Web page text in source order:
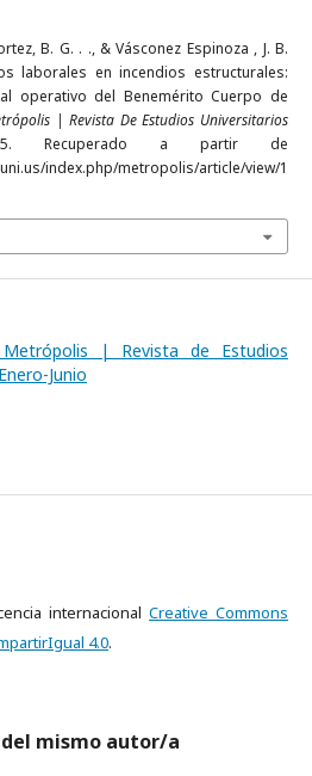
B. G. . ., & Vásconez Espinoza , J. B.
laborales en incendios estructurales:
operativo del Benemérito Cuerpo de
| Revista De Estudios Universitarios
Recuperado a partir de
index.php/metropolis/article/view/1
| Revista de Estudios
Junio
internacionalCreative Commons
4.0.
mismo autor/a